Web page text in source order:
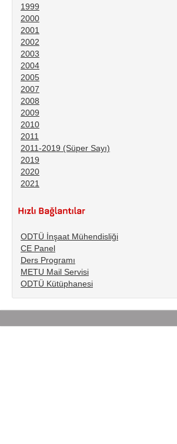
1999
2000
2001
2002
2003
2004
2005
2007
2008
2009
2010
2011
2011-2019 (Süper Sayı)
2019
2020
2021
ODTÜ İnşaat Mühendisliği
CE Panel
Ders Programı
METU Mail Servisi
ODTÜ Kütüphanesi